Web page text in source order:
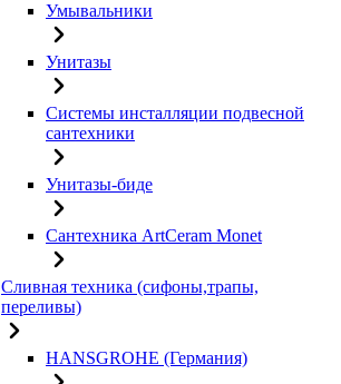
Умывальники
Унитазы
Системы инсталляции подвесной
сантехники
Унитазы-биде
Сантехника ArtCeram Monet
Сливная техника (сифоны,трапы,
переливы)
HANSGROHE (Германия)